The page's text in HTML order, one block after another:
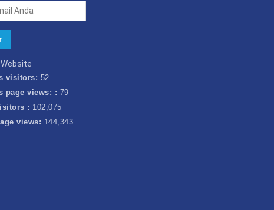
visitors: 52
page views: : 79
: 102,075
views: 144,343